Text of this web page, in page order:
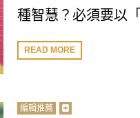
種智慧？必須要以
READ MORE
編輯推薦